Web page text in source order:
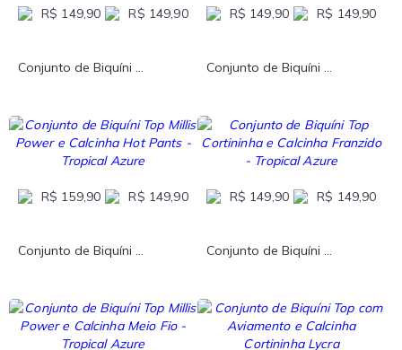
R$ 149,90 R$ 149,90
Conjunto de Biquíni ...
R$ 149,90 R$ 149,90
Conjunto de Biquíni ...
R$ 159,90 R$ 149,90
Conjunto de Biquíni ...
R$ 149,90 R$ 149,90
Conjunto de Biquíni ...